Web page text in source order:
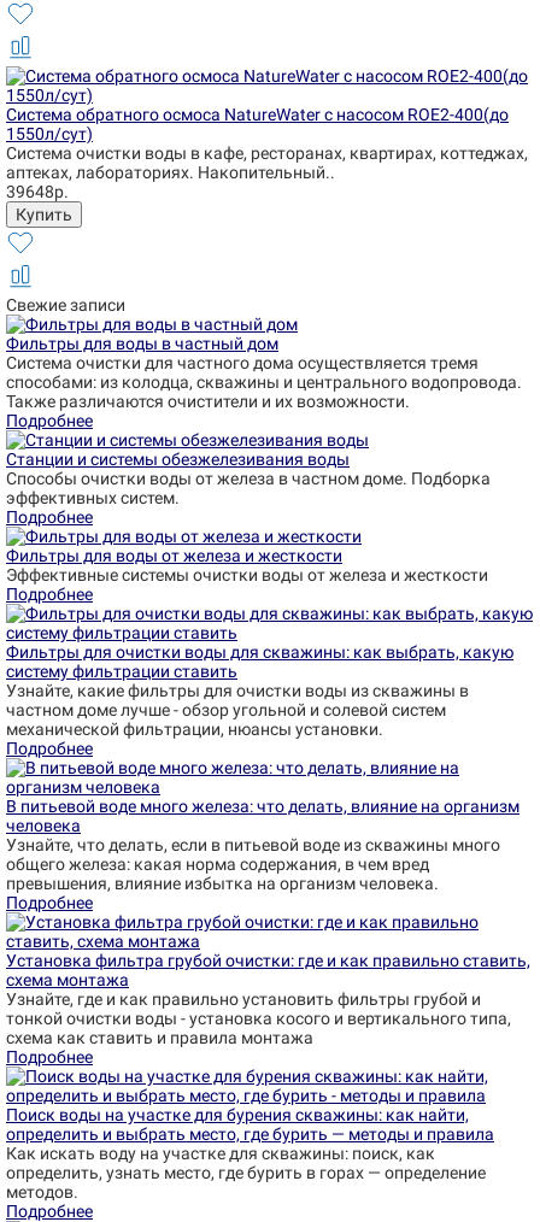
Система обратного осмоса NatureWater с насосом ROE2-400(до
1550л/сут)
Система очистки воды в кафе, ресторанах, квартирах, коттеджах,
аптеках, лабораториях. Накопительный..
39648р.
Свежие записи
Фильтры для воды в частный дом
Система очистки для частного дома осуществляется тремя
способами: из колодца, скважины и центрального водопровода.
Также различаются очистители и их возможности.
Подробнее
Станции и системы обезжелезивания воды
Способы очистки воды от железа в частном доме. Подборка
эффективных систем.
Подробнее
Фильтры для воды от железа и жесткости
Эффективные системы очистки воды от железа и жесткости
Подробнее
Фильтры для очистки воды для скважины: как выбрать, какую
систему фильтрации ставить
Узнайте, какие фильтры для очистки воды из скважины в
частном доме лучше - обзор угольной и солевой систем
механической фильтрации, нюансы установки.
Подробнее
В питьевой воде много железа: что делать, влияние на организм
человека
Узнайте, что делать, если в питьевой воде из скважины много
общего железа: какая норма содержания, в чем вред
превышения, влияние избытка на организм человека.
Подробнее
Установка фильтра грубой очистки: где и как правильно ставить,
схема монтажа
Узнайте, где и как правильно установить фильтры грубой и
тонкой очистки воды - установка косого и вертикального типа,
схема как ставить и правила монтажа
Подробнее
Поиск воды на участке для бурения скважины: как найти,
определить и выбрать место, где бурить — методы и правила
Как искать воду на участке для скважины: поиск, как
определить, узнать место, где бурить в горах — определение
методов.
Подробнее